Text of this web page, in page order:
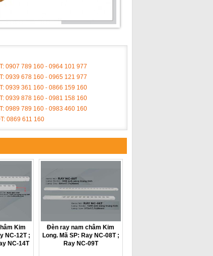
0907 789 160 - 0964 101 977
0939 678 160 - 0965 121 977
0939 361 160 - 0866 159 160
0939 878 160 - 0981 158 160
0989 789 160 - 0983 460 160
0869 611 160
Kim
NC-12T ;
NC-14T
Đèn ray nam châm Kim
Long. Mã SP: Ray NC-08T ;
Ray NC-09T